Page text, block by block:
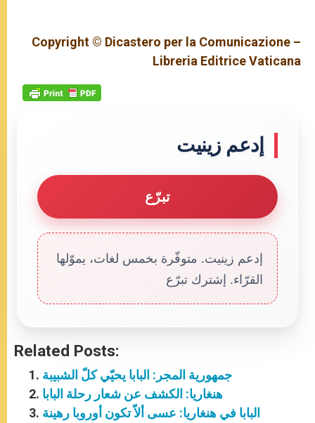
Copyright © Dicastero per la Comunicazione –
Libreria Editrice Vaticana
إدعم زينيت
تبرّع
إدعم زينيت. متوفّرة بخمس لغات، يموّلها
القرّاء. إشترك تبرّع
Related Posts:
جمهورية المجر: البابا يحيّي كلّ الشبيبة
هنغاريا: الكشف عن شعار رحلة البابا
البابا في هنغاريا: عسى ألاّ تكون أوروبا رهينة